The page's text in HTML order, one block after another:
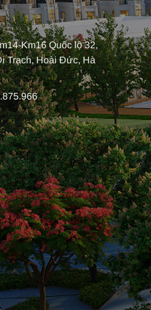
Km16 Quốc lộ 32,
Trạch, Hoài Đức, Hà